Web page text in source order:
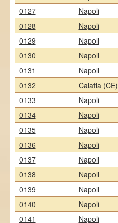
0127
Napoli
0128
Napoli
0129
Napoli
0130
Napoli
0131
Napoli
0132
Calatia (CE)
0133
Napoli
0134
Napoli
0135
Napoli
0136
Napoli
0137
Napoli
0138
Napoli
0139
Napoli
0140
Napoli
0141
Napoli